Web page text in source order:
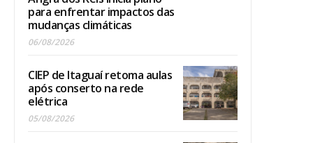
para enfrentar impactos das
mudanças climáticas
06/08/2026
CIEP de Itaguaí retoma aulas
após conserto na rede
elétrica
05/08/2026